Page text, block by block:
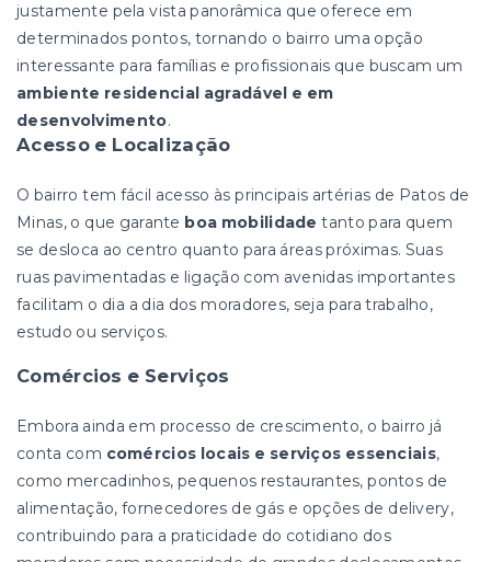
justamente pela vista panorâmica que oferece em
determinados pontos, tornando o bairro uma opção
interessante para famílias e profissionais que buscam um
ambiente residencial agradável e em
desenvolvimento.
Acesso e Localização
O bairro tem fácil acesso às principais artérias de Patos de
Minas, o que garante boa mobilidade tanto para quem
se desloca ao centro quanto para áreas próximas. Suas
ruas pavimentadas e ligação com avenidas importantes
facilitam o dia a dia dos moradores, seja para trabalho,
estudo ou serviços.
Comércios e Serviços
Embora ainda em processo de crescimento, o bairro já
conta com comércios locais e serviços essenciais,
como mercadinhos, pequenos restaurantes, pontos de
alimentação, fornecedores de gás e opções de delivery,
contribuindo para a praticidade do cotidiano dos